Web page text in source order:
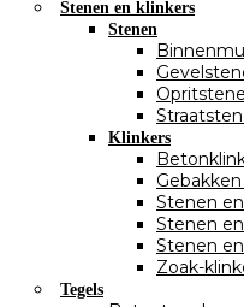
Stenen en klinkers
Stenen
Klinkers
Stenen
Stenen
Stenen
Zoak-
Tegels